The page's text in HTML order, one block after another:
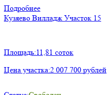
Подробнее
Кузяево Вилладж Участок 15
Площадь:11,81 соток
Цена участка:2 007 700 рублей